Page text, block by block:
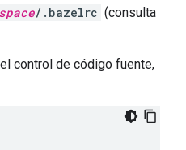
/.bazelrc (consulta
control de código fuente,